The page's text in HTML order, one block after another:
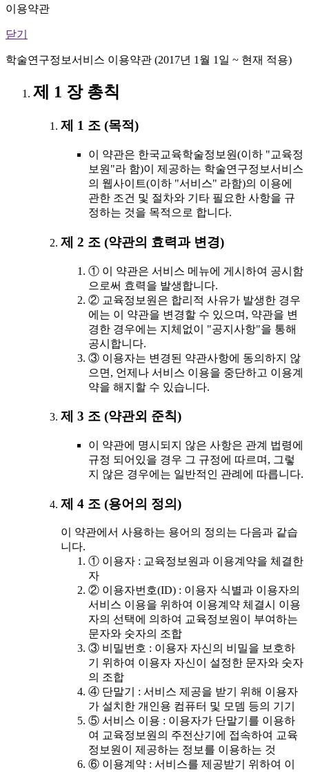
이용약관
닫기
학술연구정보서비스 이용약관 (2017년 1월 1일 ~ 현재 적용)
제 1 장 총칙
제 1 조 (목적)
이 약관은 한국교육학술정보원(이하 "교육정
보원"라 함)이 제공하는 학술연구정보서비스
의 웹사이트(이하 "서비스" 라함)의 이용에
관한 조건 및 절차와 기타 필요한 사항을 규
정하는 것을 목적으로 합니다.
제 2 조 (약관의 효력과 변경)
① 이 약관은 서비스 메뉴에 게시하여 공시함
으로써 효력을 발생합니다.
② 교육정보원은 합리적 사유가 발생한 경우
에는 이 약관을 변경할 수 있으며, 약관을 변
경한 경우에는 지체없이 "공지사항"을 통해
공시합니다.
③ 이용자는 변경된 약관사항에 동의하지 않
으면, 언제나 서비스 이용을 중단하고 이용계
약을 해지할 수 있습니다.
제 3 조 (약관외 준칙)
이 약관에 명시되지 않은 사항은 관계 법령에
규정 되어있을 경우 그 규정에 따르며, 그렇
지 않은 경우에는 일반적인 관례에 따릅니다.
제 4 조 (용어의 정의)
이 약관에서 사용하는 용어의 정의는 다음과 같습
니다.
① 이용자 : 교육정보원과 이용계약을 체결한
자
② 이용자번호(ID) : 이용자 식별과 이용자의
서비스 이용을 위하여 이용계약 체결시 이용
자의 선택에 의하여 교육정보원이 부여하는
문자와 숫자의 조합
③ 비밀번호 : 이용자 자신의 비밀을 보호하
기 위하여 이용자 자신이 설정한 문자와 숫자
의 조합
④ 단말기 : 서비스 제공을 받기 위해 이용자
가 설치한 개인용 컴퓨터 및 모뎀 등의 기기
⑤ 서비스 이용 : 이용자가 단말기를 이용하
여 교육정보원의 주전산기에 접속하여 교육
정보원이 제공하는 정보를 이용하는 것
⑥ 이용계약 : 서비스를 제공받기 위하여 이